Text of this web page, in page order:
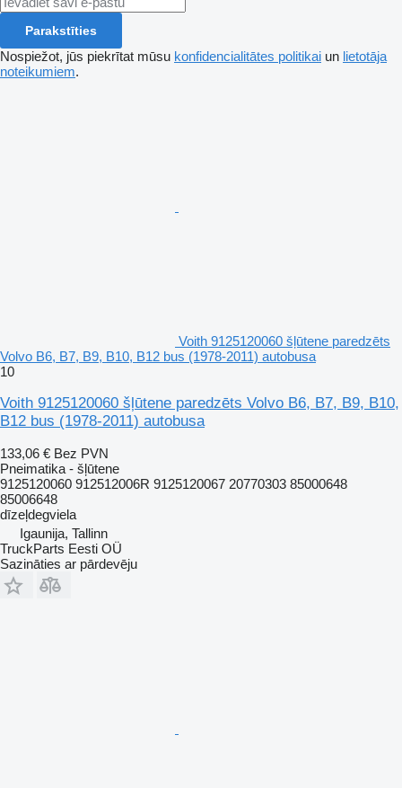
Parakstīties
Nospiežot, jūs piekrītat mūsu konfidencialitātes politikai un lietotāja
noteikumiem.
Voith 9125120060 šļūtene paredzēts
Volvo B6, B7, B9, B10, B12 bus (1978-2011) autobusa
10
Voith 9125120060 šļūtene paredzēts Volvo B6, B7, B9, B10,
B12 bus (1978-2011) autobusa
133,06 € Bez PVN
Pneimatika - šļūtene
9125120060 912512006R 9125120067 20770303 85000648
85006648
dīzeļdegviela
Igaunija, Tallinn
TruckParts Eesti OÜ
Sazināties ar pārdevēju